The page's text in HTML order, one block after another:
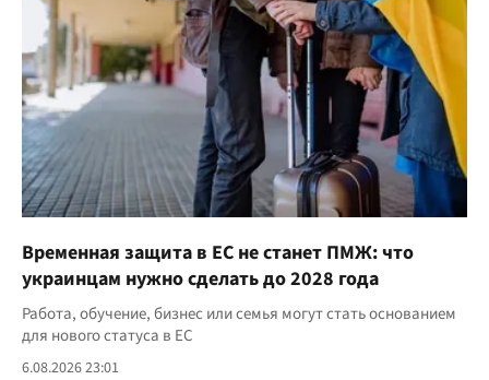
Временная защита в ЕС не станет ПМЖ: что
украинцам нужно сделать до 2028 года
Работа, обучение, бизнес или семья могут стать основанием
для нового статуса в ЕС
6.08.2026 23:01